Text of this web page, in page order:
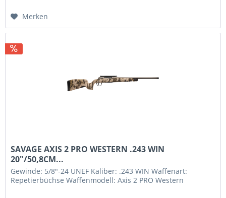
Merken
SAVAGE AXIS 2 PRO WESTERN .243 WIN
20"/50,8CM...
Gewinde: 5/8"-24 UNEF Kaliber: .243 WIN Waffenart:
Repetierbüchse Waffenmodell: Axis 2 PRO Western